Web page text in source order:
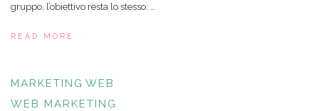
gruppo, l’obiettivo resta lo stesso: …
READ MORE
MARKETING WEB
WEB MARKETING